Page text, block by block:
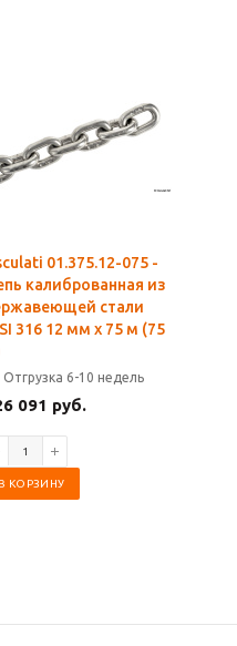
01.375.12-075 -
калиброванная из
стали
316 12 мм x 75 м (75
Отгрузка 6-10 недель
091 руб.
В КОРЗИНУ